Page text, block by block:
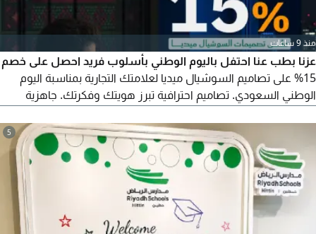
منذ 9 ساعات
عزنا بطب عنا احتفل باليوم الوطني بأسلوب فريد احصل على خصم
15% على تصاميم السوشيال ميديا لعلامتك التجارية بمناسبة اليوم
الوطني السعودي. تصاميم احترافية تبرز هويتك وفكرتك. جاهزية
5